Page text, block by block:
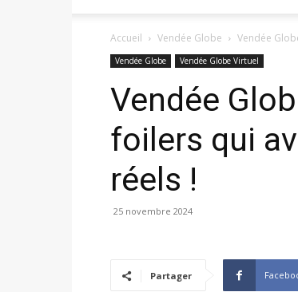
Accueil Vendée Globe Vendée
Vendée Globe Vendée Globe Virtuel
Vendée
foilers qui
réels !
25 novembre 2024
Partager